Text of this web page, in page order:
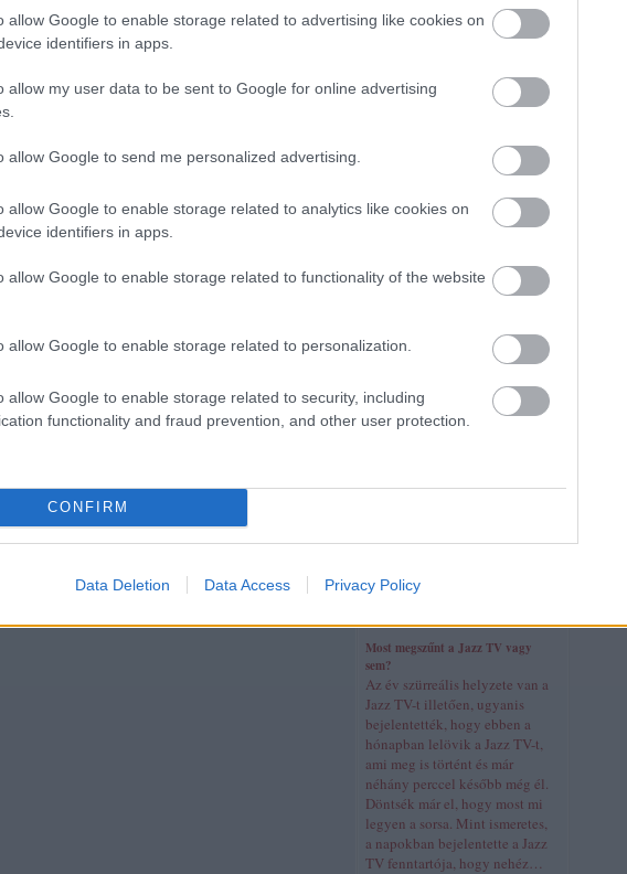
allow Google to enable storage related to advertising like cookies on
identifiers in apps.
allow my user data to be sent to Google for online advertising
allow Google to send me personalized advertising.
allow Google to enable storage related to analytics like cookies on
identifiers in apps.
allow Google to enable storage related to functionality of the website
allow Google to enable storage related to personalization.
allow Google to enable storage related to security, including
functionality and fraud prevention, and other user protection.
CONFIRM
Data Deletion Data Access Privacy Policy
Könyvmoly
Könyvmolyoló
Lobo
Miestas magánkönyvtára
Minden könyv egy
Müzli
Ninetta és a
könyvmolyok
Pável
Pupilla
Rita olvas
Sajtosrolo
Tíci és Gedi
Most olvasom
Most megszűnt a Jazz TV vagy
sem?
Az év szürreális helyzete van a
Jazz TV-t illetően, ugyanis
bejelentették, hogy ebben a
hónapban lelövik a Jazz TV-t,
ami meg is történt és már
néhány perccel később még él.
Döntsék már el, hogy most mi
legyen a sorsa. Mint ismeretes,
a napokban bejelentette a Jazz
TV fenntartója, hogy nehéz…